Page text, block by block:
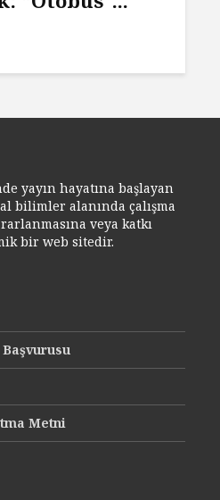
yayın hayatına başlayan
bilimler alanında çalışma
veya katkı
bir web sitedir.
Metni